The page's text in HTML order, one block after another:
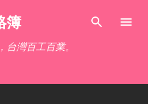
主要內容
簿
灣百工百業。